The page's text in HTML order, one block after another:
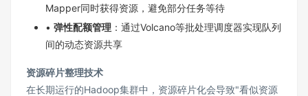
Mapper同时获得资源，避免部分任务等待
• 弹性配额管理 ：通过Volcano等批处理调度器实现队列
间的动态资源共享
资源碎片整理技术
在长期运行的Hadoop集群中，资源碎片化会导致"看似资源